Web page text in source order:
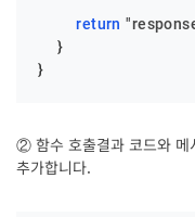
return
    }
}
② 함수 호출결과 코드와
추가합니다.